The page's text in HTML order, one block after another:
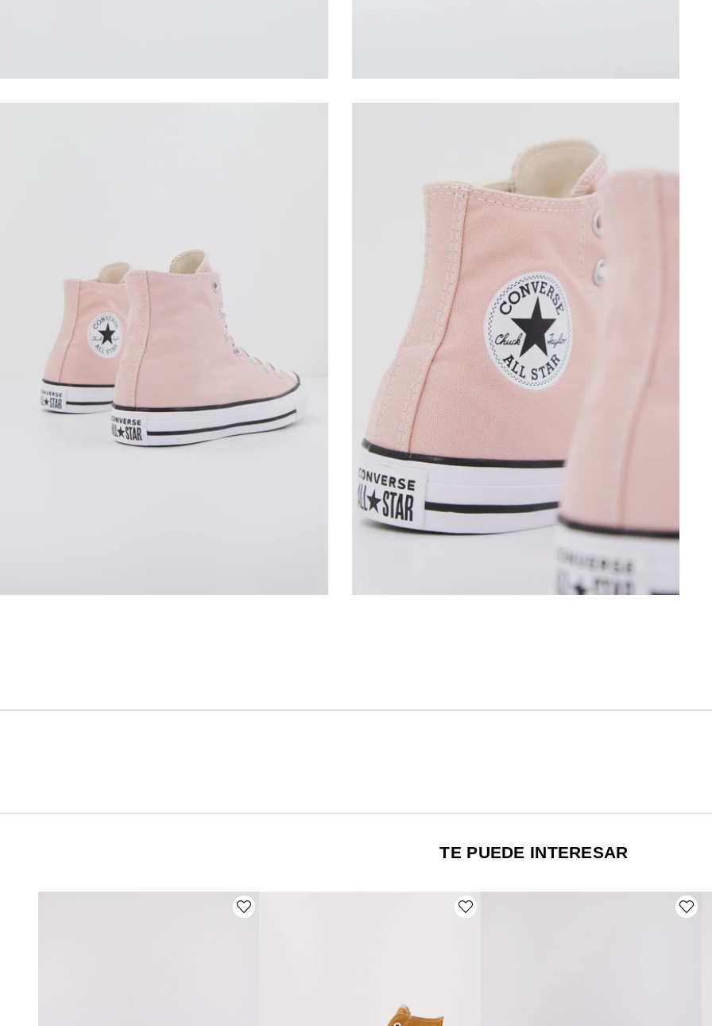
TE PUEDE INTERESAR